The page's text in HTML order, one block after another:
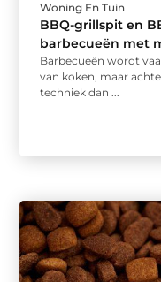
Woning En Tuin
BBQ-grillspit en
barbecueën met
Barbecueën wordt
van koken, maar
techniek dan ...